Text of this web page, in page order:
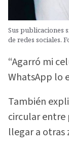
Sus publicaciones
de redes sociales.
“Agarró mi
WhatsApp lo
También
circular entre
llegar a otras